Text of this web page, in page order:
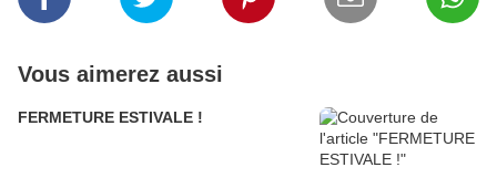
Vous aimerez aussi
FERMETURE ESTIVALE !